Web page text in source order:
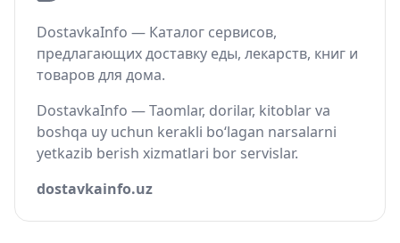
DostavkaInfo — Каталог сервисов,
предлагающих доставку еды, лекарств, книг и
товаров для дома.
DostavkaInfo — Taomlar, dorilar, kitoblar va
boshqa uy uchun kerakli bo‘lagan narsalarni
yetkazib berish xizmatlari bor servislar.
dostavkainfo.uz